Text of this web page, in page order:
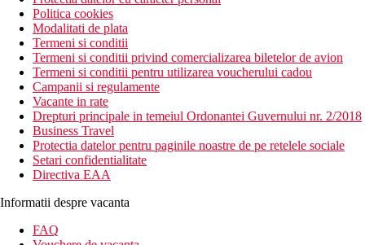
Politica cookies
Modalitati de plata
Termeni si conditii
Termeni si conditii privind comercializarea biletelor de avion
Termeni si conditii pentru utilizarea voucherului cadou
Campanii si regulamente
Vacante in rate
Drepturi principale in temeiul Ordonantei Guvernului nr. 2/2018
Business Travel
Protectia datelor pentru paginile noastre de pe retelele sociale
Setari confidentialitate
Directiva EAA
Informatii despre vacanta
FAQ